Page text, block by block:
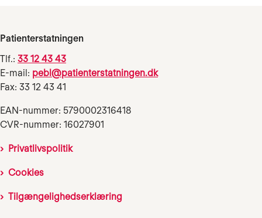
Patienterstatningen
Tlf.: 33 12 43 43
E-mail: pebl@patienterstatningen.dk
Fax: 33 12 43 41
EAN-nummer: 5790002316418
CVR-nummer: 16027901
Privatlivspolitik
Cookies
Tilgængelighedserklæring